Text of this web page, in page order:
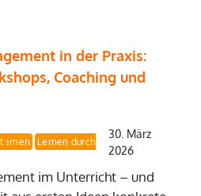
in der Praxis:
Coaching und
30. März
2026
im Unterricht – und